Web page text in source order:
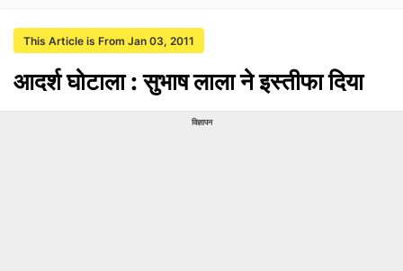
This Article is From Jan 03, 2011
आदर्श घोटाला : सुभाष लाला ने इस्तीफा दिया
विज्ञापन